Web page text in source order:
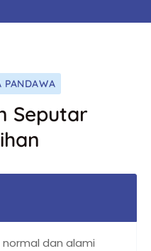
PANDAWA
Seputar
dan alami